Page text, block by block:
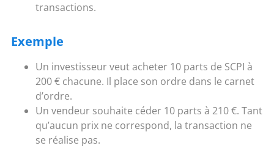
transactions.
Exemple
Un investisseur veut acheter 10 parts de SCPI à
200 € chacune. Il place son ordre dans le carnet
d’ordre.
Un vendeur souhaite céder 10 parts à 210 €. Tant
qu’aucun prix ne correspond, la transaction ne
se réalise pas.